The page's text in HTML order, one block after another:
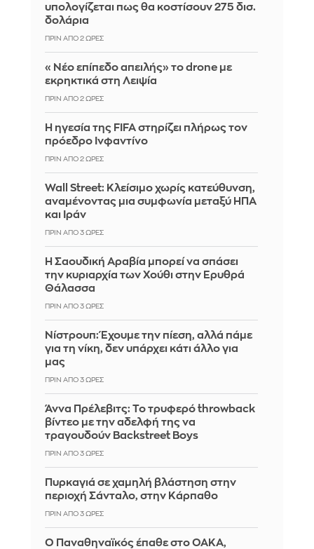
υπολογίζεται πως θα κοστίσουν 275 δισ.
δολάρια
ΠΡΙΝ ΑΠΌ 2 ΏΡΕΣ
«Νέο επίπεδο απειλής» το drone με
εκρηκτικά στη Λειψία
ΠΡΙΝ ΑΠΌ 2 ΏΡΕΣ
Η ηγεσία της FIFA στηρίζει πλήρως τον
πρόεδρο Ινφαντίνο
ΠΡΙΝ ΑΠΌ 2 ΏΡΕΣ
Wall Street: Κλείσιμο χωρίς κατεύθυνση,
αναμένοντας μια συμφωνία μεταξύ ΗΠΑ
και Ιράν
ΠΡΙΝ ΑΠΌ 3 ΏΡΕΣ
Η Σαουδική Αραβία μπορεί να σπάσει
την κυριαρχία των Χούθι στην Ερυθρά
Θάλασσα
ΠΡΙΝ ΑΠΌ 3 ΏΡΕΣ
Νίστρουπ: Έχουμε την πίεση, αλλά πάμε
για τη νίκη, δεν υπάρχει κάτι άλλο για
μας
ΠΡΙΝ ΑΠΌ 3 ΏΡΕΣ
Άννα Πρέλεβιτς: Το τρυφερό throwback
βίντεο με την αδελφή της να
τραγουδούν Backstreet Boys
ΠΡΙΝ ΑΠΌ 3 ΏΡΕΣ
Πυρκαγιά σε χαμηλή βλάστηση στην
περιοχή Σάνταλο, στην Κάρπαθο
ΠΡΙΝ ΑΠΌ 3 ΏΡΕΣ
Ο Παναθηναϊκός έπαθε στο ΟΑΚΑ,